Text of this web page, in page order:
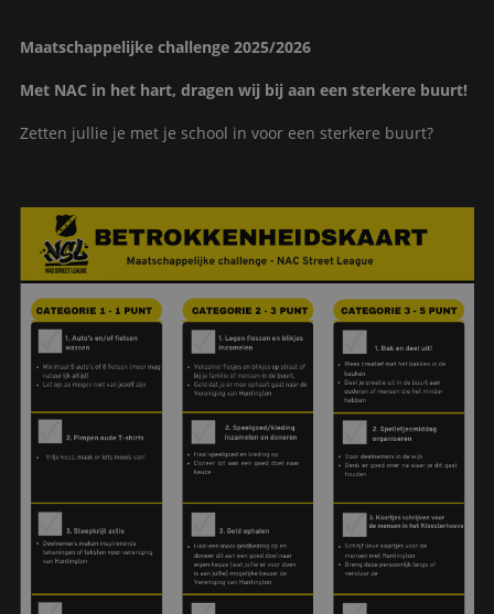
Maatschappelijke challenge 2025/2026
Met NAC in het hart, dragen wij bij aan een sterkere buurt!
Zetten jullie je met je school in voor een sterkere buurt?